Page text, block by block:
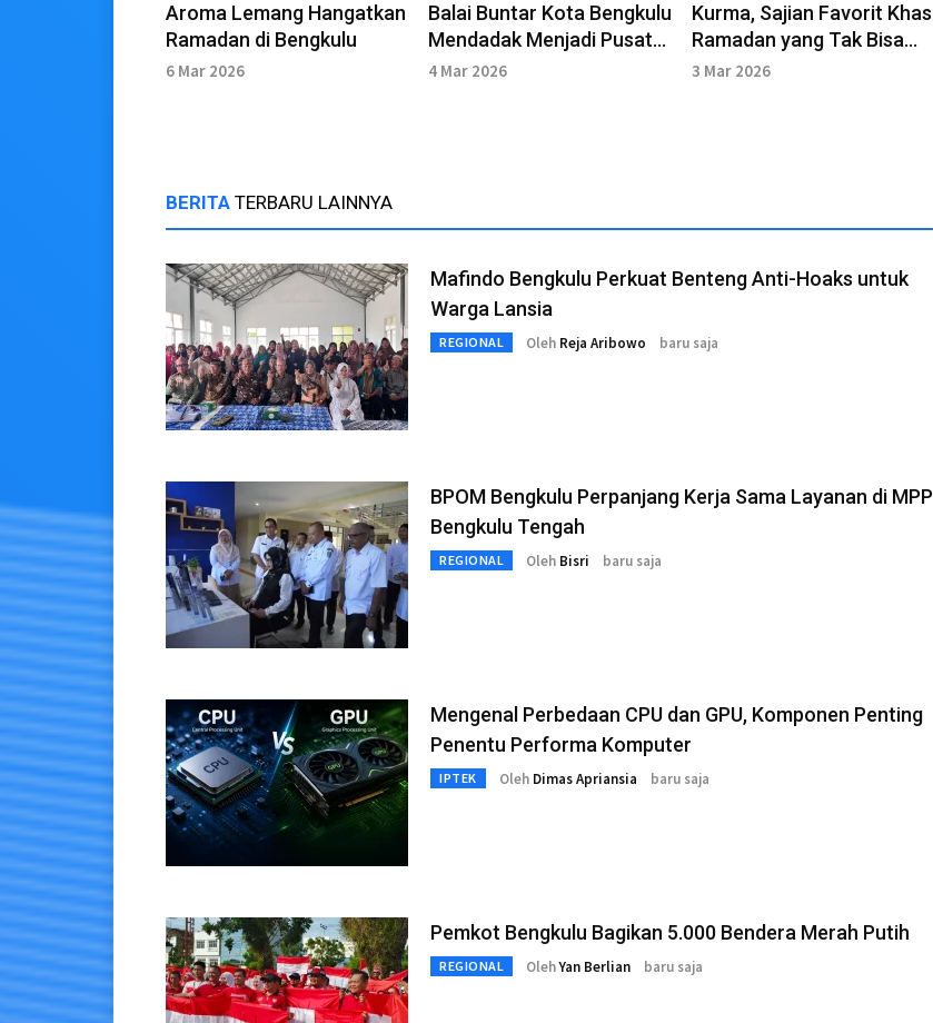
Aroma Lemang Hangatkan
Ramadan di Bengkulu
6 Mar 2026
Balai Buntar Kota Bengkulu
Mendadak Menjadi Pusat
Kuliner Ramadhan
4 Mar 2026
Kurma, Sajian Favorit Khas
Ramadan yang Tak Bisa
Ditinggalkan
3 Mar 2026
BERITA TERBARU LAINNYA
Mafindo Bengkulu Perkuat Benteng Anti-Hoaks untuk
Warga Lansia
REGIONAL Oleh Reja Aribowo baru saja
BPOM Bengkulu Perpanjang Kerja Sama Layanan di MPP
Bengkulu Tengah
REGIONAL Oleh Bisri baru saja
Mengenal Perbedaan CPU dan GPU, Komponen Penting
Penentu Performa Komputer
IPTEK Oleh Dimas Apriansia baru saja
Pemkot Bengkulu Bagikan 5.000 Bendera Merah Putih
REGIONAL OlehYan Berlian baru saja